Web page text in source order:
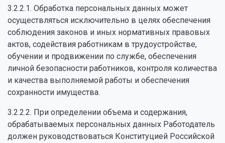
3.2.2.1. Обработка персональных данных может
осуществляться исключительно в целях обеспечения
соблюдения законов и иных нормативных правовых
актов, содействия работникам в трудоустройстве,
обучении и продвижении по службе, обеспечения
личной безопасности работников, контроля количества
и качества выполняемой работы и обеспечения
сохранности имущества.
3.2.2.2. При определении объема и содержания,
обрабатываемых персональных данных Работодатель
должен руководствоваться Конституцией Российской